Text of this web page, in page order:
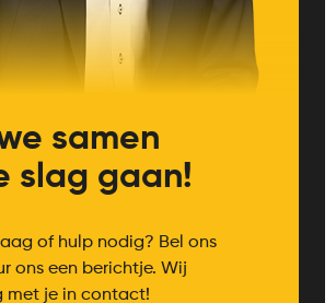
samen
slag gaan!
of hulp nodig? Bel ons
ons een berichtje. Wij
met je in contact!